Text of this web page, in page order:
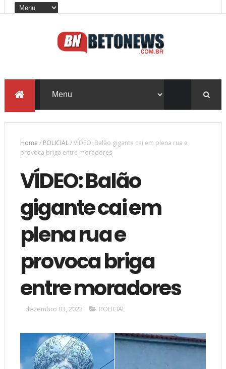
Home / POLICIAL/VÍDEO: Balão gigante cai em plena rua e
provoca briga entre moradores
VÍDEO: Balão
gigante cai em
plena rua e
provoca briga
entre moradores
dezembro 03, 2023 POLICIAL